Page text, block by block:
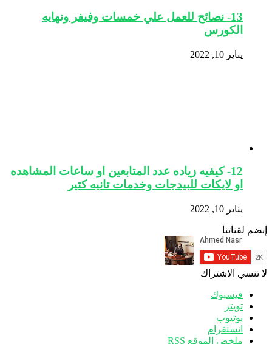
13- نصائح للعمل علي خمسات وفيفر ونهايه
الكورس
يناير 10, 2022
12- كيفيه زياده عدد المتابعين او ساعات المشاهده
او لايكات للبيدجات وخدمات تانيه كتير
يناير 10, 2022
إنضم لقناتنا
لا تنسي الاشتراك
فيسبوك
تويتر
يوتيوب
انستقرام
ملخص الموقع RSS